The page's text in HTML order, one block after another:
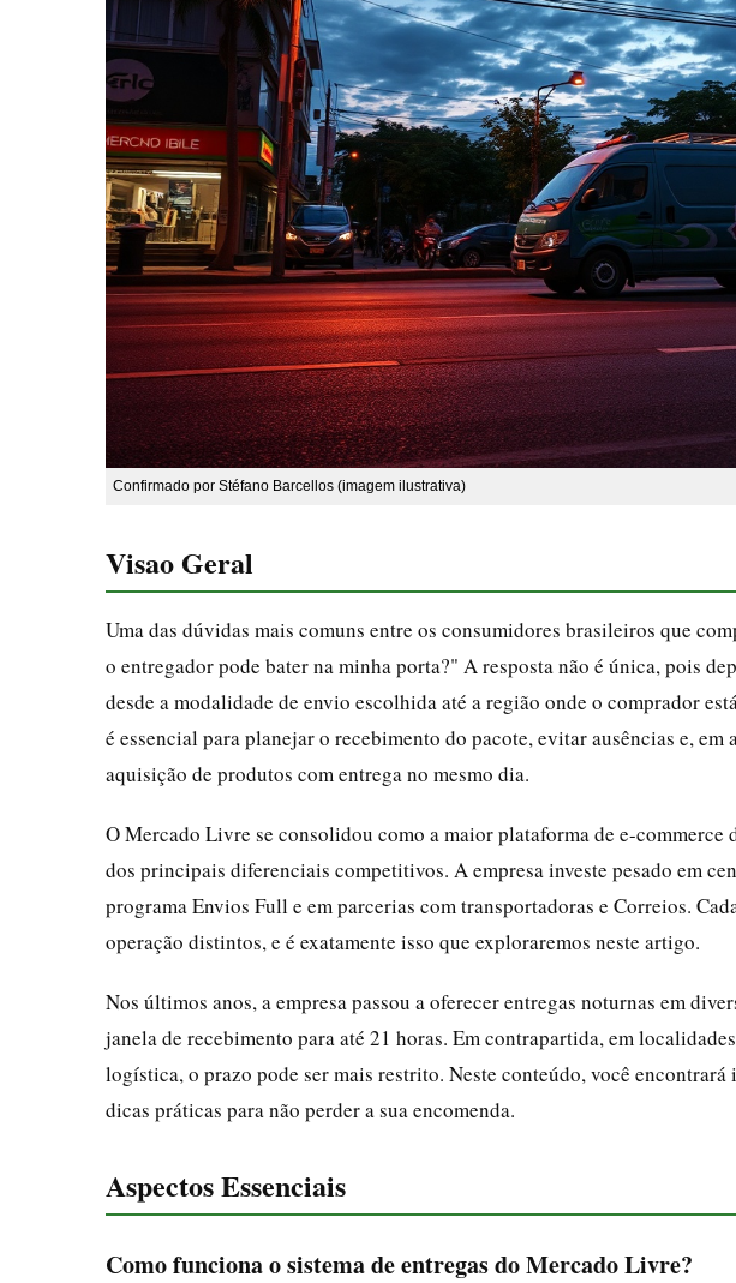
Confirmado por Stéfano Barcellos (imagem ilustrativa)
Visao Geral
Uma das dúvidas mais comuns entre os consumidores brasileiros que
o entregador pode bater na minha porta?" A resposta não é única, pois
desde a modalidade de envio escolhida até a região onde o comprador
é essencial para planejar o recebimento do pacote, evitar ausências e, em
aquisição de produtos com entrega no mesmo dia.
O Mercado Livre se consolidou como a maior plataforma de e-commerce
dos principais diferenciais competitivos. A empresa investe pesado em
programa Envios Full e em parcerias com transportadoras e Correios.
operação distintos, e é exatamente isso que exploraremos neste artigo.
Nos últimos anos, a empresa passou a oferecer entregas noturnas em
janela de recebimento para até 21 horas. Em contrapartida, em
logística, o prazo pode ser mais restrito. Neste conteúdo, você
dicas práticas para não perder a sua encomenda.
Aspectos Essenciais
Como funciona o sistema de entregas do Mercado Livre?